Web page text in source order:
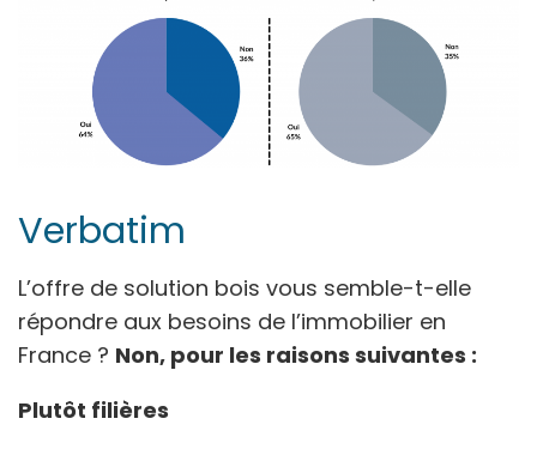
Verbatim
L’offre de solution bois vous semble-t-elle
répondre aux besoins de l’immobilier en
France ? Non, pour les raisons suivantes :
Plutôt filières